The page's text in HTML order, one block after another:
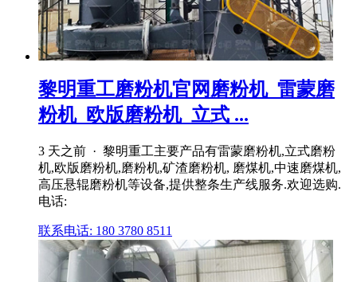
黎明重工磨粉机官网磨粉机_雷蒙磨
粉机_欧版磨粉机_立式 ...
3 天之前 · 黎明重工主要产品有雷蒙磨粉机,立式磨粉
机,欧版磨粉机,磨粉机,矿渣磨粉机, 磨煤机,中速磨煤机,
高压悬辊磨粉机等设备,提供整条生产线服务.欢迎选购.
电话:
联系电话: 180 3780 8511